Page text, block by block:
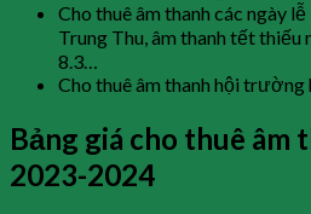
Cho thuê âm thanh các ngày
Trung Thu, âm thanh tết thiếu
8.3…
Cho thuê âm thanh hội
Bảng giá cho thuê âm
2023-2024